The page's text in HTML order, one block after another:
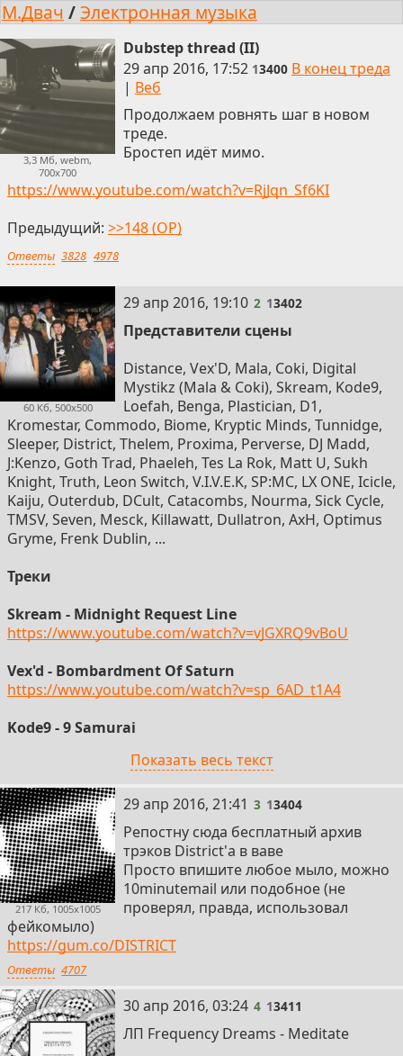
М.Двач /Электронная музыка
3,3 Мб, webm,
700x700
Dubstep thread (II)
29 апр 2016, 17:52 13400 В конец треда
| Веб
Продолжаем ровнять шаг в новом
треде.
Бростеп идёт мимо.
https://www.youtube.com/watch?v=RjJqn_Sf6KI
Предыдущий: >>148 (OP)
Ответы 3828 4978
60 Кб, 500x500
2
29 апр 2016, 19:10 2 13402
Представители сцены
Distance, Vex'D, Mala, Coki, Digital
Mystikz (Mala & Coki), Skream, Kode9,
Loefah, Benga, Plastician, D1,
Kromestar, Commodo, Biome, Kryptic Minds, Tunnidge,
Sleeper, District, Thelem, Proxima, Perverse, DJ Madd,
J:Kenzo, Goth Trad, Phaeleh, Tes La Rok, Matt U, Sukh
Knight, Truth, Leon Switch, V.I.V.E.K, SP:MC, LX ONE, Icicle,
Kaiju, Outerdub, DCult, Catacombs, Nourma, Sick Cycle,
TMSV, Seven, Mesck, Killawatt, Dullatron, AxH, Optimus
Gryme, Frenk Dublin, ...
Треки
Skream - Midnight Request Line
https://www.youtube.com/watch?v=vJGXRQ9vBoU
Vex'd - Bombardment Of Saturn
https://www.youtube.com/watch?v=sp_6AD_t1A4
Kode9 - 9 Samurai
Loefah - Mud
https://www.youtube.com/watch?v=AYoPaVV-qk8
Digital Mystikz - Haunted
https://www.youtube.com/watch?v=AubiML2fizQ
Benga - Crunked Up
https://www.youtube.com/watch?v=jVKboRPgu0U
Distance - Night Visions
https://www.youtube.com/watch?v=jwaR5MiB3PQ
D1 - ET
https://www.youtube.com/watch?v=G3rkW6c7AhI
Показать весь текст
217 Кб, 1005x1005
3
29 апр 2016, 21:41 3 13404
Репостну сюда бесплатный архив
трэков District'а в ваве
Просто впишите любое мыло, можно
10minutemail или подобное (не
проверял, правда, использовал
фейкомыло)
https://gum.co/DISTRICT
Ответы 4707
4
30 апр 2016, 03:24 4 13411
ЛП Frequency Dreams - Meditate